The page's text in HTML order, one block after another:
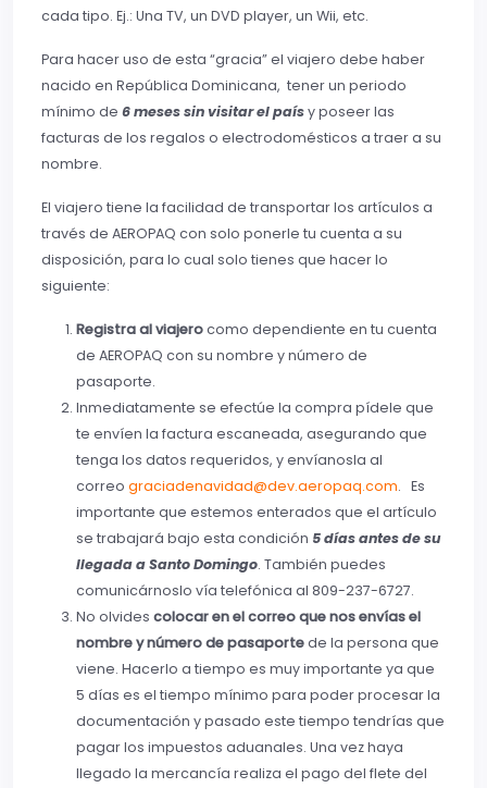
cada tipo. Ej.: Una TV, un DVD player, un Wii, etc.
Para hacer uso de esta “gracia” el viajero debe haber
nacido en República Dominicana, tener un periodo
mínimo de 6 meses sin visitar el paísy poseer las
facturas de los regalos o electrodomésticos a traer a su
nombre.
El viajero tiene la facilidad de transportar los artículos a
través de AEROPAQ con solo ponerle tu cuenta a su
disposición, para lo cual solo tienes que hacer lo
siguiente:
Registra al viajerocomo dependiente en tu cuenta
de AEROPAQ con su nombre y número de
pasaporte.
Inmediatamente se efectúe la compra pídele que
te envíen la factura escaneada, asegurando que
tenga los datos requeridos, y envíanosla al
correo graciadenavidad@dev.aeropaq.com. Es
importante que estemos enterados que el artículo
se trabajará bajo esta condición 5 días antes de su
llegada a Santo Domingo. También puedes
comunicárnoslo vía telefónica al 809-237-6727.
No olvides colocar en el correo que nos envías el
nombre y número de pasaportede la persona que
viene. Hacerlo a tiempo es muy importante ya que
5 días es el tiempo mínimo para poder procesar la
documentación y pasado este tiempo tendrías que
pagar los impuestos aduanales. Una vez haya
llegado la mercancía realiza el pago del flete del